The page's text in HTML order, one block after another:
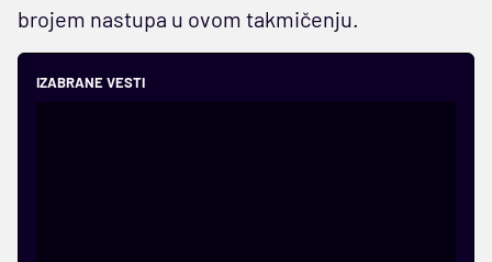
brojem nastupa u ovom takmičenju.
IZABRANE VESTI